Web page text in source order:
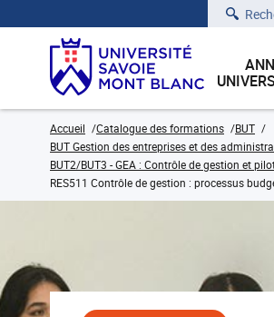
Accueil Catalogue des formations
BUT
BUT Gestion des entreprises et des
BUT2/BUT3 - GEA : Contrôle de gestion et
RES511 Contrôle de gestion : processus